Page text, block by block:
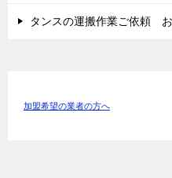
タンスの運搬作業ご依頼
加盟希望の業者の方へ